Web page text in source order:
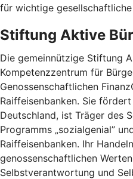
für wichtige gesellschaftliche
Stiftung Aktive
Die gemeinnützige Stiftung
Kompetenzzentrum für
Genossenschaftlichen
Raiffeisenbanken. Sie
Deutschland, ist Träger des
Programms „sozialgenial”
Raiffeisenbanken. Ihr
genossenschaftlichen
Selbstverantwortung und